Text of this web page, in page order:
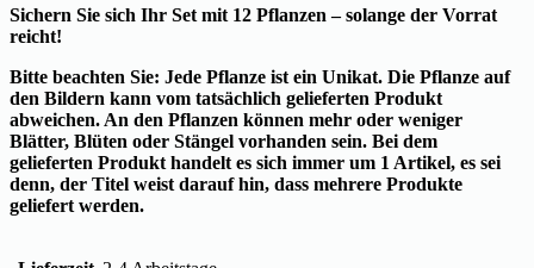
Sichern Sie sich Ihr Set mit 12 Pflanzen – solange der Vorrat
reicht!
Bitte beachten Sie: Jede Pflanze ist ein Unikat. Die Pflanze auf
den Bildern kann vom tatsächlich gelieferten Produkt
abweichen. An den Pflanzen können mehr oder weniger
Blätter, Blüten oder Stängel vorhanden sein. Bei dem
gelieferten Produkt handelt es sich immer um 1 Artikel, es sei
denn, der Titel weist darauf hin, dass mehrere Produkte
geliefert werden.